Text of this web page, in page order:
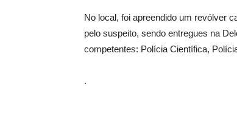
No local, foi apreendido um revólver
pelo suspeito, sendo entregues na
competentes: Polícia Científica,
.